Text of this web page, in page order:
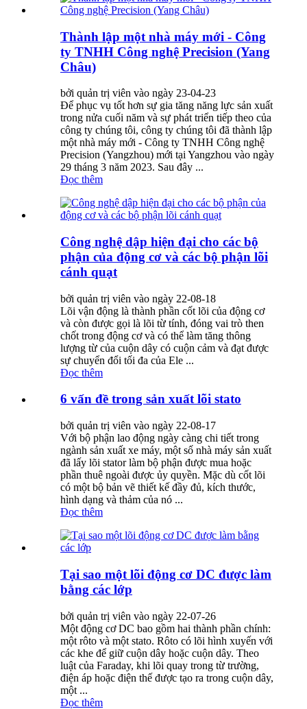
Thành lập một nhà máy mới - Công
ty TNHH Công nghệ Precision (Yang
Châu)
bởi quản trị viên vào ngày 23-04-23
Để phục vụ tốt hơn sự gia tăng năng lực sản xuất
trong nửa cuối năm và sự phát triển tiếp theo của
công ty chúng tôi, công ty chúng tôi đã thành lập
một nhà máy mới - Công ty TNHH Công nghệ
Precision (Yangzhou) mới tại Yangzhou vào ngày
29 tháng 3 năm 2023. Sau đây ...
Đọc thêm
Công nghệ dập hiện đại cho các bộ
phận của động cơ và các bộ phận lõi
cánh quạt
bởi quản trị viên vào ngày 22-08-18
Lõi vận động là thành phần cốt lõi của động cơ
và còn được gọi là lõi từ tính, đóng vai trò then
chốt trong động cơ và có thể làm tăng thông
lượng từ của cuộn dây có cuộn cảm và đạt được
sự chuyển đổi tối đa của Ele ...
Đọc thêm
6 vấn đề trong sản xuất lõi stato
bởi quản trị viên vào ngày 22-08-17
Với bộ phận lao động ngày càng chi tiết trong
ngành sản xuất xe máy, một số nhà máy sản xuất
đã lấy lõi stator làm bộ phận được mua hoặc
phần thuê ngoài được ủy quyền. Mặc dù cốt lõi
có một bộ bản vẽ thiết kế đầy đủ, kích thước,
hình dạng và thảm của nó ...
Đọc thêm
Tại sao một lõi động cơ DC được làm
bằng các lớp
bởi quản trị viên vào ngày 22-07-26
Một động cơ DC bao gồm hai thành phần chính:
một rôto và một stato. Rôto có lõi hình xuyến với
các khe để giữ cuộn dây hoặc cuộn dây. Theo
luật của Faraday, khi lõi quay trong từ trường,
điện áp hoặc điện thế được tạo ra trong cuộn dây,
một ...
Đọc thêm